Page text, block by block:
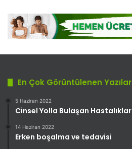
En Çok Görüntülenen Yazılar
5 Haziran 2022
Cinsel Yolla Bulaşan Hastalıklar
14 Haziran 2022
Erken boşalma ve tedavisi